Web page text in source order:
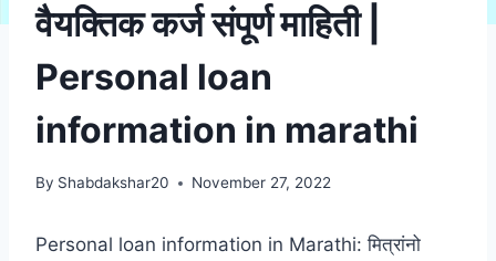
वैयक्तिक कर्ज संपूर्ण माहिती |
Personal loan
information in marathi
By Shabdakshar20 November 27, 2022
Personal loan information in Marathi: मित्रांनो